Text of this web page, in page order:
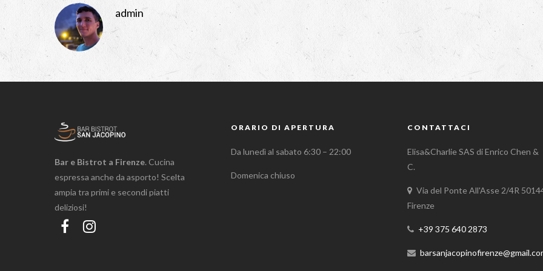
admin
Bar e Bistrot a Firenze. Cucina
espressa anche da asporto! Scelta
ampia tra primi e secondi piatti
deliziosi!
ORARIO DI APERTURA
Da lunedì al sabato 6:30 – 22:00
Domenica chiuso
CONTATTACI
Elisa&Charlie SAS di Enrico Chen &
C.
Via del Ponte All'Asse 2/4R
Firenze
+39 375 640 2873